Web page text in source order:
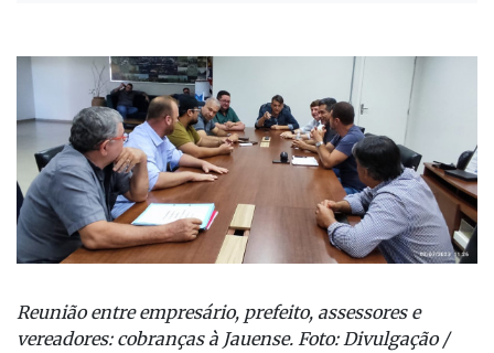
Reunião entre empresário, prefeito, assessores e
vereadores: cobranças à Jauense. Foto: Divulgação /